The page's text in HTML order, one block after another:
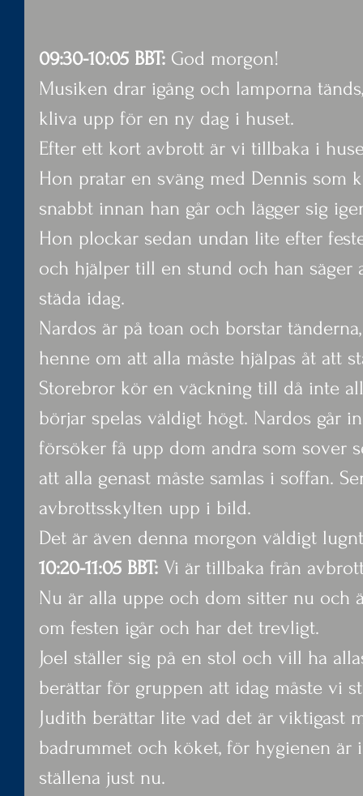
09:30-10:05 BBT: God morgon!
Musiken drar igång och lamporna
kliva upp för en ny dag i huset.
Efter ett kort avbrott är vi tillbaka i
Hon pratar en sväng med Dennis som
snabbt innan han går och lägger sig
Hon plockar sedan undan lite efter
och hjälper till en stund och han
städa idag.
Nardos är på toan och borstar
henne om att alla måste hjälpas åt att
Storebror kör en väckning till då inte
börjar spelas väldigt högt. Nardos går
försöker få upp dom andra som sover
att alla genast måste samlas i soffan.
avbrottsskylten upp i bild.
Det är även denna morgon väldigt
10:20-11:05 BBT: Vi är tillbaka från
Nu är alla uppe och dom sitter nu och
om festen igår och har det trevligt.
Joel ställer sig på en stol och vill ha
berättar för gruppen att idag måste vi
Judith berättar lite vad det är viktigast
badrummet och köket, för hygienen
ställena just nu.